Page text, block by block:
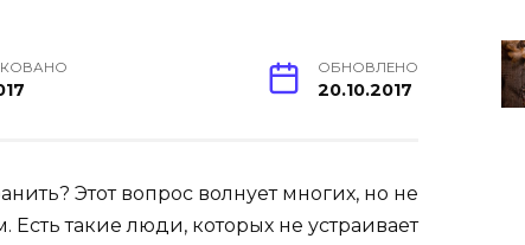
ОБНОВЛЕНО
20.10.2017
Этот вопрос волнует многих, но не
такие люди, которых не устраивает